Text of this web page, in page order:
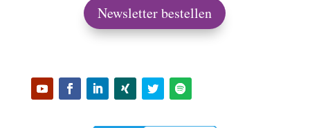
Newsletter bestellen